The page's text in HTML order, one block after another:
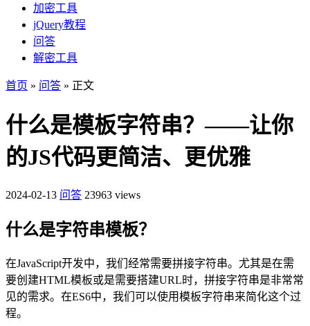
加密工具
jQuery教程
问答
解密工具
首页 » 问答 » 正文
什么是模板字符串？——让你
的JS代码更简洁、更优雅
2024-02-13 问答 23963 views
什么是字符串模板？
在JavaScript开发中，我们经常需要拼接字符串。尤其是在需
要创建HTML模板或是需要搭建URL时，拼接字符串是非常常
见的需求。在ES6中，我们可以使用模板字符串来简化这个过
程。